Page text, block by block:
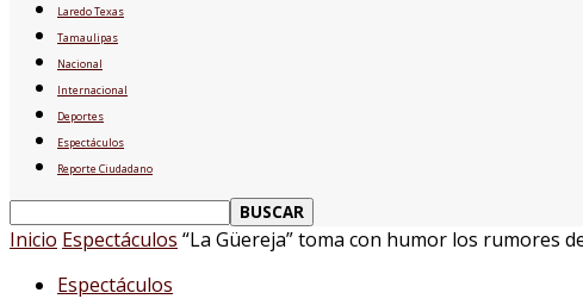
Laredo Texas
Tamaulipas
Nacional
Internacional
Deportes
Espectáculos
Reporte Ciudadano
Inicio Espectáculos “La Güereja” toma con humor los rumores
Espectáculos